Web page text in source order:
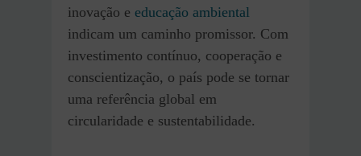
inovação e educação ambiental
indicam um caminho promissor. Com
investimento contínuo, cooperação e
conscientização, o país pode se tornar
uma referência global em
circularidade e sustentabilidade.